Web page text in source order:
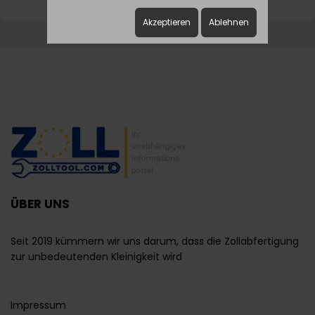
ÜBER UNS
Seit 2019 kümmern wir uns darum, dass die Zollabfertigung
zur unbedeutenden Kleinigkeit wird
Impressum
Akzeptieren Ablehnen